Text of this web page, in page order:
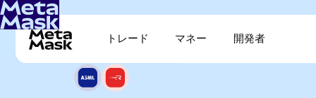
トレード マネー 開発者